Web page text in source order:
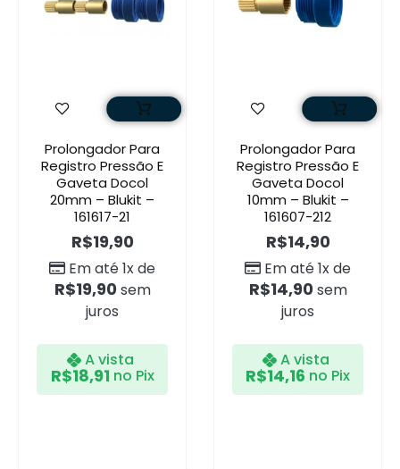
Prolongador Para
Registro Pressão E
Gaveta Docol
20mm – Blukit –
161617-21
R$19,90
Em até 1x de
R$19,90 sem
juros
A vista
R$18,91 no Pix
Prolongador Para
Registro Pressão E
Gaveta Docol
10mm – Blukit –
161607-212
R$14,90
Em até 1x de
R$14,90 sem
juros
A vista
R$14,16 no Pix